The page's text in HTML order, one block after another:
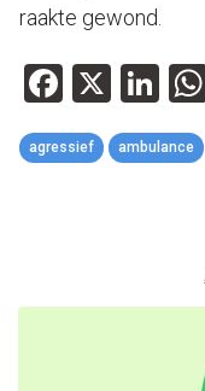
raakte gewond.
X
agressief ambulance